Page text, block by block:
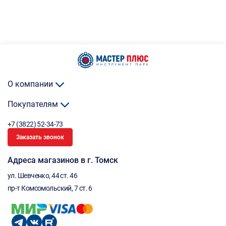
О компании
Покупателям
+7 (3822) 52-34-73
Заказать звонок
Адреса магазинов в г. Томск
ул. Шевченко, 44 ст. 46
пр-т Комсомольский, 7 ст. 6